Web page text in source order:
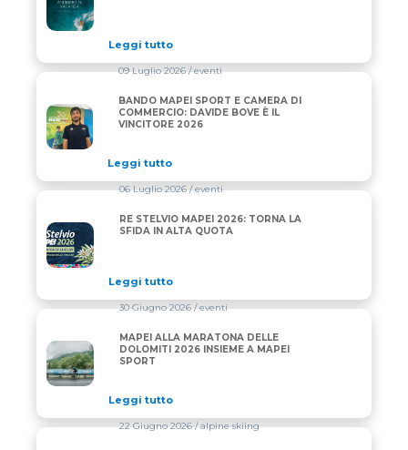
Leggi tutto
BANDO MAPEI SPORT E CAMERA DI COMMERCIO:
09 Luglio 2026/ eventi
BANDO MAPEI SPORT E CAMERA DI
COMMERCIO: DAVIDE BOVE È IL
VINCITORE 2026
Leggi tutto
RE STELVIO MAPEI 2026: TORNA LA SFIDA IN ALTA
06 Luglio 2026/ eventi
RE STELVIO MAPEI 2026: TORNA LA
SFIDA IN ALTA QUOTA
Leggi tutto
MAPEI ALLA MARATONA DELLE DOLOMITI 2026
30 Giugno 2026/ eventi
MAPEI ALLA MARATONA DELLE
DOLOMITI 2026 INSIEME A MAPEI
SPORT
Leggi tutto
22 Giugno 2026/ alpine skiing